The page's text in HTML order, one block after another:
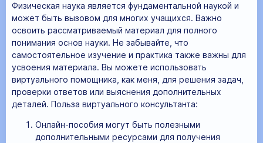
Физическая наука является фундаментальной наукой и
может быть вызовом для многих учащихся. Важно
освоить рассматриваемый материал для полного
понимания основ науки. Не забывайте, что
самостоятельное изучение и практика также важны для
усвоения материала. Вы можете использовать
виртуального помощника, как меня, для решения задач,
проверки ответов или выяснения дополнительных
деталей. Польза виртуального консультанта:
Онлайн-пособия могут быть полезными
дополнительными ресурсами для получения